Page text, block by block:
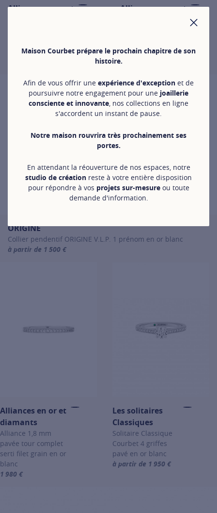
Maison Courbet prépare le prochain chapitre de son
histoire.
Afin de vous offrir une expérience d'exception et de
poursuivre notre engagement pour une joaillerie
consciente et innovante, nos collections en ligne
s'accordent un instant de pause.
Notre maison rouvrira très prochainement ses
portes.
En attendant la réouverture de nos espaces, notre
studio de création reste à votre entière disposition
pour répondre à vos projets sur-mesureou toute
demande d'information.
Alliances en or et
en or blanc
Alliances en or et
1 150 €
For more information about
ORIGINE
Collier pendentif ORIGINE V.L.P. 1 prénom en or blanc
à partir de 1 500 €
Alliances en or et
diamants
Alliance 1,8 mm
pavée tour complet
serti filet grain en or
blanc
1 980 €
Les solitaires
Classiques
Solitaire Classique
Courbet 4 griffes
pavé en or blanc
à partir de 1 950 €